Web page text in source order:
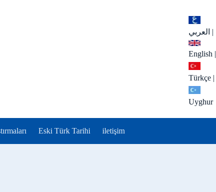
العربي |
English |
Türkçe |
Uyghur
Eski Türk Tarihi iletişim